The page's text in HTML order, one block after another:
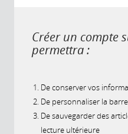
Créer un compte
permettra :
De conserver vos
De personnaliser la
De sauvegarder des
lecture ultérieure